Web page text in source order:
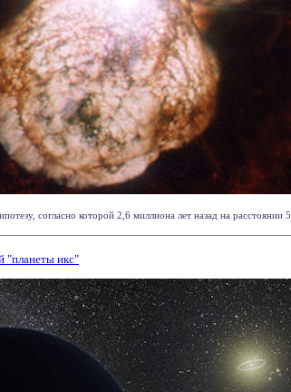
согласно которой 2,6 миллиона лет назад на расстоянии
"планеты икс"